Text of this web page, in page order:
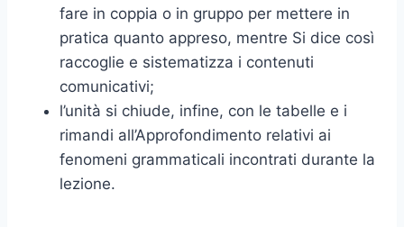
fare in coppia o in gruppo per mettere in
pratica quanto appreso, mentre Si dice così
raccoglie e sistematizza i contenuti
comunicativi;
l’unità si chiude, infine, con le tabelle e i
rimandi all’Approfondimento relativi ai
fenomeni grammaticali incontrati durante la
lezione.